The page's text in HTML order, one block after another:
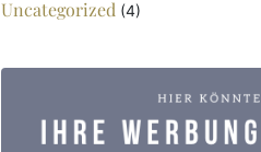
Uncategorized (4)